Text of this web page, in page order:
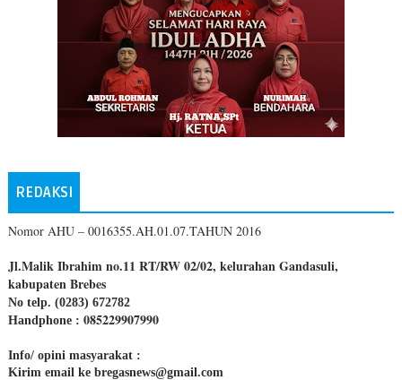
REDAKSI
Nomor AHU – 0016355.AH.01.07.TAHUN 2016
Jl.Malik Ibrahim no.11 RT/RW 02/02, kelurahan Gandasuli,
kabupaten Brebes
No telp. (0283) 672782
Handphone : 085229907990
Info/ opini masyarakat :
Kirim email ke bregasnews@gmail.com